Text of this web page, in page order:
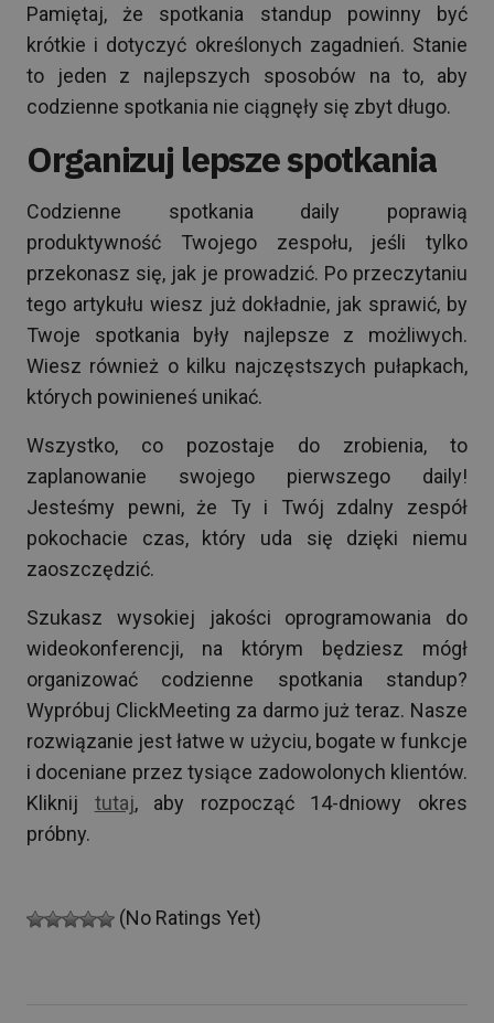
Pamiętaj, że spotkania standup powinny być
krótkie i dotyczyć określonych zagadnień. Stanie
to jeden z najlepszych sposobów na to, aby
codzienne spotkania nie ciągnęły się zbyt długo.
Organizuj lepsze spotkania
Codzienne spotkania daily poprawią
produktywność Twojego zespołu, jeśli tylko
przekonasz się, jak je prowadzić. Po przeczytaniu
tego artykułu wiesz już dokładnie, jak sprawić, by
Twoje spotkania były najlepsze z możliwych.
Wiesz również o kilku najczęstszych pułapkach,
których powinieneś unikać.
Wszystko, co pozostaje do zrobienia, to
zaplanowanie swojego pierwszego daily!
Jesteśmy pewni, że Ty i Twój zdalny zespół
pokochacie czas, który uda się dzięki niemu
zaoszczędzić.
Szukasz wysokiej jakości oprogramowania do
wideokonferencji, na którym będziesz mógł
organizować codzienne spotkania standup?
Wypróbuj ClickMeeting za darmo już teraz. Nasze
rozwiązanie jest łatwe w użyciu, bogate w funkcje
i doceniane przez tysiące zadowolonych klientów.
Kliknij tutaj, aby rozpocząć 14-dniowy okres
próbny.
(No Ratings Yet)